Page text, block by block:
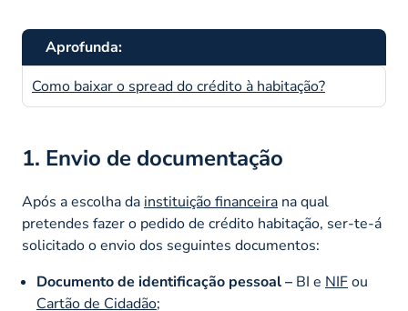
Aprofunda:
Como baixar o spread do crédito à habitação?
1. Envio de documentação
Após a escolha da instituição financeira na qual
pretendes fazer o pedido de crédito habitação, ser-te-á
solicitado o envio dos seguintes documentos:
Documento de identificação pessoal – BI e NIFou
Cartão de Cidadão;